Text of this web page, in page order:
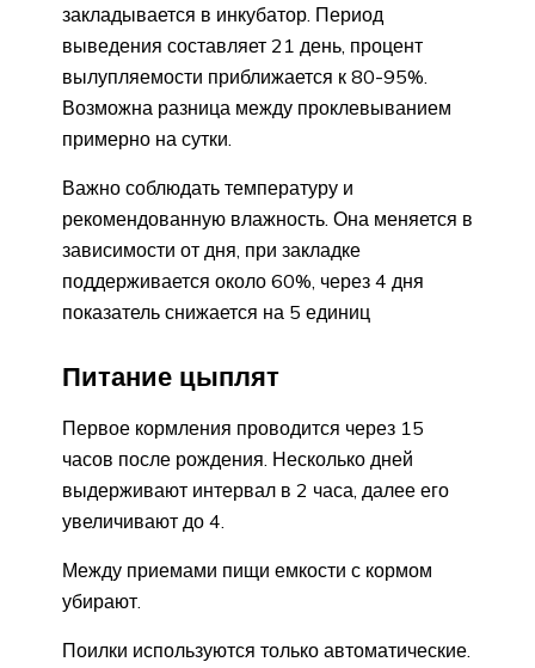
закладывается в инкубатор. Период
выведения составляет 21 день, процент
вылупляемости приближается к 80-95%.
Возможна разница между проклевыванием
примерно на сутки.
Важно соблюдать температуру и
рекомендованную влажность. Она меняется в
зависимости от дня, при закладке
поддерживается около 60%, через 4 дня
показатель снижается на 5 единиц
Питание цыплят
Первое кормления проводится через 15
часов после рождения. Несколько дней
выдерживают интервал в 2 часа, далее его
увеличивают до 4.
Между приемами пищи емкости с кормом
убирают.
Поилки используются только автоматические.